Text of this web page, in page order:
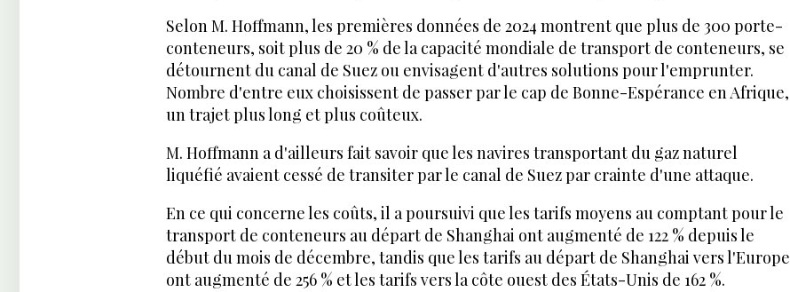
Selon M. Hoffmann, les premières données de 2024 montrent que plus de 300 porte-
conteneurs, soit plus de 20 % de la capacité mondiale de transport de conteneurs, se
détournent du canal de Suez ou envisagent d'autres solutions pour l'emprunter.
Nombre d'entre eux choisissent de passer par le cap de Bonne-Espérance en Afrique,
un trajet plus long et plus coûteux.
M. Hoffmann a d'ailleurs fait savoir que les navires transportant du gaz naturel
liquéfié avaient cessé de transiter par le canal de Suez par crainte d'une attaque.
En ce qui concerne les coûts, il a poursuivi que les tarifs moyens au comptant pour le
transport de conteneurs au départ de Shanghai ont augmenté de 122 % depuis le
début du mois de décembre, tandis que les tarifs au départ de Shanghai vers l'Europe
ont augmenté de 256 % et les tarifs vers la côte ouest des États-Unis de 162 %.